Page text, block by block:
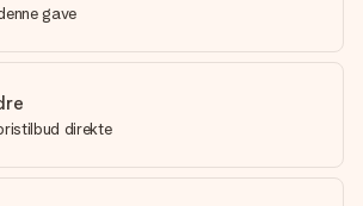
gave
direkte